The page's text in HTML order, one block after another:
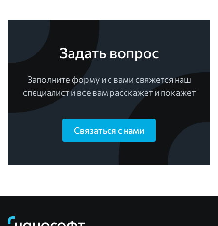
Задать вопрос
Заполните форму и с вами свяжется наш
специалист и все вам расскажет и покажет
Связаться с нами